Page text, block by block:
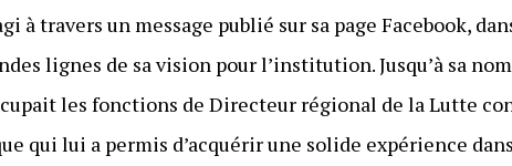
à travers un message publié sur sa page Facebook,
lignes de sa vision pour l’institution. Jusqu’à sa
les fonctions de Directeur régional de la Lutte
qui lui a permis d’acquérir une solide expérience